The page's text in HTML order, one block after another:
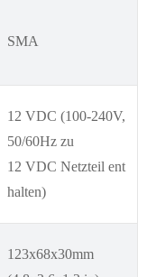
SMA
12 VDC (100-240V,
50/60Hz zu
12 VDC Netzteil ent
halten)
123x68x30mm